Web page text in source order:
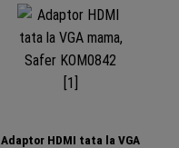
Adaptor HDMI tata la VGA